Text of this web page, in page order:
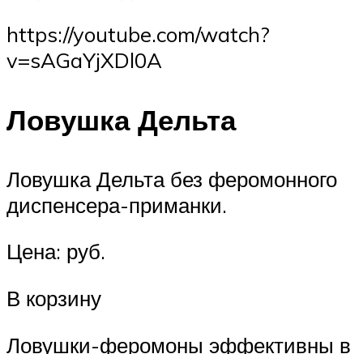
https://youtube.com/watch?
v=sAGaYjXDl0A
Ловушка Дельта
Ловушка Дельта без феромонного
диспенсера-приманки.
Цена: руб.
В корзину
Ловушки-феромоны эффективны в